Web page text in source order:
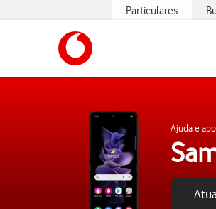
Particulares
Ajuda e